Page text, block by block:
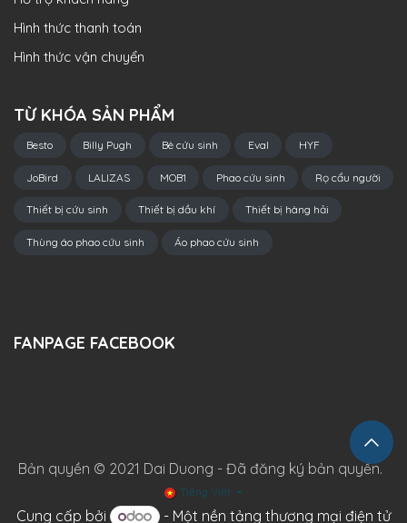
Hình thức thanh toán
Hình thức vận chuyển
TỪ KHÓA SẢN PHẨM
Besto Billy Pugh Bè cứu sinh Eval HYF
JoBird LALIZAS MOB1 Phao cứu sinh Rọ cẩu người
Thiết bị cứu sinh Thiết bị dầu khí Thiết bị hàng hải
Thùng áo phao cứu sinh Áo phao cứu sinh
FANPAGE FACEBOOK
Bản quyền © 2021 Dai Duong - Đã đăng ký bản quyền.
Tiếng Việt
Cung cấp bởi - Một nền tảng thương mại điện tử